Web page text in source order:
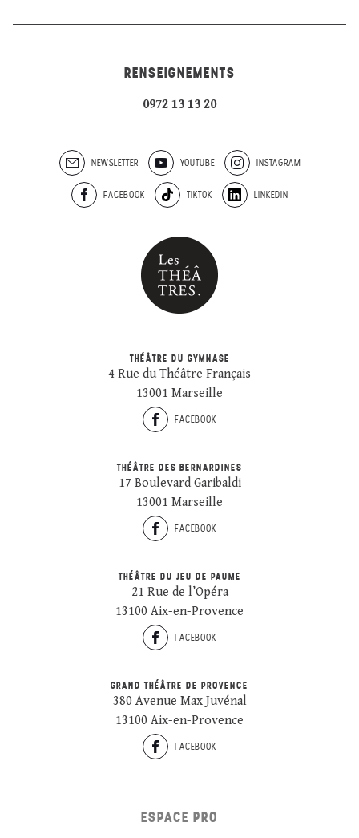
RENSEIGNEMENTS
0972 13 13 20
NEWSLETTER YOUTUBE INSTAGRAM
FACEBOOK TIKTOK LINKEDIN
THÉÂTRE DU GYMNASE
4 Rue du Théâtre Français
13001 Marseille
FACEBOOK
THÉÂTRE DES BERNARDINES
17 Boulevard Garibaldi
13001 Marseille
FACEBOOK
THÉÂTRE DU JEU DE PAUME
21 Rue de l’Opéra
13100 Aix-en-Provence
FACEBOOK
GRAND THÉÂTRE DE PROVENCE
380 Avenue Max Juvénal
13100 Aix-en-Provence
FACEBOOK
ESPACE PRO